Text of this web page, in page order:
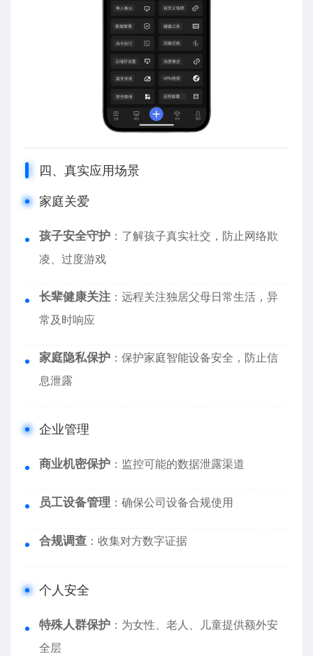
四、真实应用场景
家庭关爱
孩子安全守护 ：了解孩子真实社交，防止网络欺
凌、过度游戏
长辈健康关注 ：远程关注独居父母日常生活，异
常及时响应
家庭隐私保护 ：保护家庭智能设备安全，防止信
息泄露
企业管理
商业机密保护 ：监控可能的数据泄露渠道
员工设备管理 ：确保公司设备合规使用
合规调查 ：收集对方数字证据
个人安全
特殊人群保护 ：为女性、老人、儿童提供额外安
全层